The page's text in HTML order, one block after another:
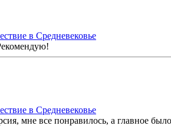
в Средневековье
в Средневековье
мне все понравилось, а главное